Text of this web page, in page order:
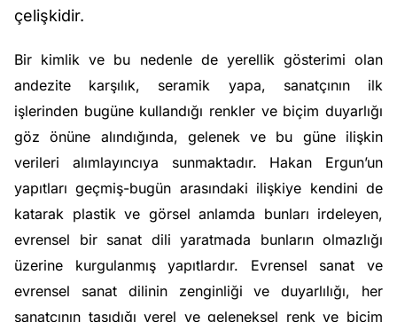
çelişkidir.
Bir kimlik ve bu nedenle de yerellik gösterimi olan
andezite karşılık, seramik yapa, sanatçının ilk
işlerinden bugüne kullandığı renkler ve biçim duyarlığı
göz önüne alındığında, gelenek ve bu güne ilişkin
verileri alımlayıncıya sunmaktadır. Hakan Ergun’un
yapıtları geçmiş-bugün arasındaki ilişkiye kendini de
katarak plastik ve görsel anlamda bunları irdeleyen,
evrensel bir sanat dili yaratmada bunların olmazlığı
üzerine kurgulanmış yapıtlardır. Evrensel sanat ve
evrensel sanat dilinin zenginliği ve duyarlılığı, her
sanatçının taşıdığı yerel ve geleneksel renk ve biçim